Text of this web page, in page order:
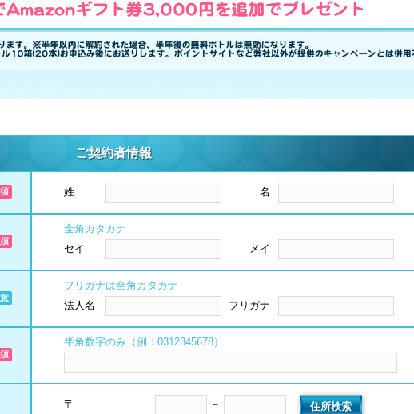
ご契約者情報
姓 名
全角カタカナ
セイ
メイ
フリガナは全角カタカナ
法人名
フリガナ
半角数字のみ（例：0312345678）
〒 － 住所検索